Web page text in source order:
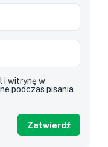
i witrynę w
podczas pisania